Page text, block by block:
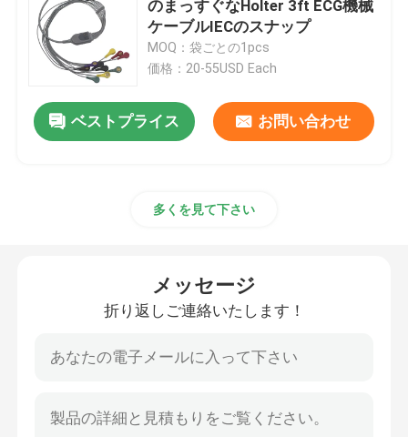
無線の半透明なワイヤー
ECGのholterケーブル
IBPのトランスデューサー
温度の調査ケーブル
のまっすぐなHolter 3ft ECG機械
ケーブルIECのスナップ
MOQ：袋ごとの1pcs
価格：20-55USD Each
ベストプライス お問い合わせ
多くを見て下さい
メッセージ
折り返しご連絡いたします！